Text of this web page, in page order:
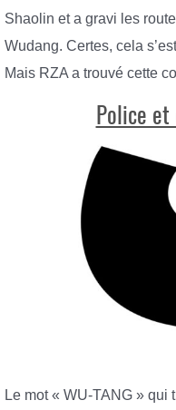
Shaolin et a gravi les
Wudang. Certes, cela
Mais RZA a trouvé cette
Police et
Le mot « WU-TANG » qui